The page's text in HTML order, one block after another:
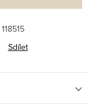
118515
Sdílet